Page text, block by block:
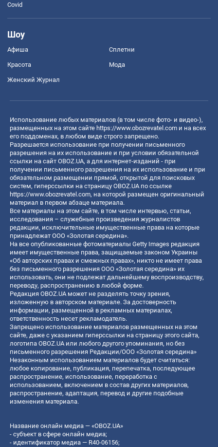
Covid
Шоу
Афиша Сплетни
Красота Мода
Женский Журнал
Использование любых материалов (в том числе фото- и видео-),
размещенных на этом сайте https://www.obozrevatel.com и на всех
его поддоменах, в любом виде строго запрещено.
Разрешается использование при получении письменного
разрешения на их использование и при условии обязательной
ссылки на сайт OBOZ.UA, а для интернет-изданий - при
получении письменного разрешения на их использование и при
обязательном размещении прямой, открытой для поисковых
систем, гиперссылки на страницу OBOZ.UA по ссылке
https://www.obozrevatel.com, на которой размещен оригинальный
материал в первом абзаце материала.
Все материалы на этом сайте, в том числе интервью, статьи,
исследования – служебные произведения журналистов
редакции, исключительные имущественные права на которые
принадлежат ООО «Золотая середина».
На все опубликованные фотоматериалы Getty Images редакция
имеет имущественные права, защищаемые законом Украины
«Об авторских правах и смежных правах», никто не имеет права
без письменного разрешения ООО «Золотая середина» их
использовать, они не подлежат дальнейшему воспроизводству,
переводу, распространению в любой форме.
Редакция OBOZ.UA может не разделять точку зрения,
изложенную в авторском материале. За достоверность
информации, размещенной в рекламных материалах,
ответственность несет рекламодатель.
Запрещено использование материалов размещенных на этом
сайте, даже с указанием гиперссылки на страницу этого сайта,
логотипа OBOZ.UA или любого другого упоминания, но без
письменного разрешения Редакции/ООО «Золотая середина»
Незаконным использованием материалов будет считаться:
любое копирование, публикация, перепечатка, последующее
распространение, использование, переработка с
использованием, включением в состав других материалов,
распространение, адаптация, перевод и другие подобные
изменения материала.
Название онлайн медиа — «OBOZ.UA»
- субъект в сфере онлайн медиа;
- идентификатор медиа — R40-06156;